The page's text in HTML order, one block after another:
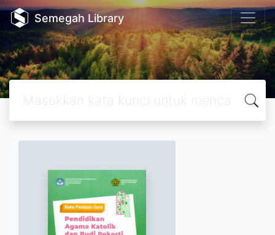
Semegah Library